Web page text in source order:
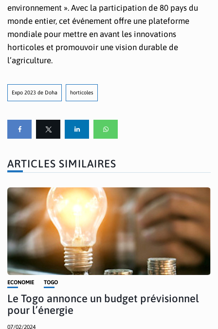
environnement ». Avec la participation de 80 pays du
monde entier, cet événement offre une plateforme
mondiale pour mettre en avant les innovations
horticoles et promouvoir une vision durable de
l’agriculture.
Expo 2023 de Doha horticoles
ARTICLES SIMILAIRES
ECONOMIE TOGO
Le Togo annonce un budget prévisionnel
pour l’énergie
07/02/2024